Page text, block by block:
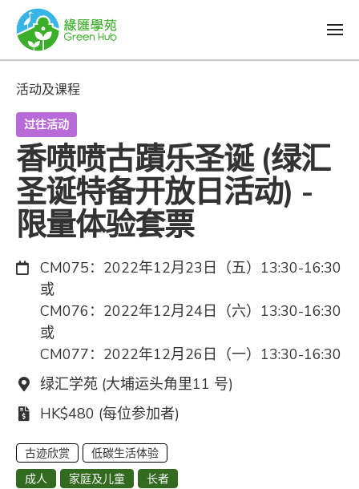
活动及课程
过往活动
香喷喷古蹟乐圣诞 (绿汇
圣诞特备开放日活动) -
限量体验套票
日期：
CM075：2022年12月23日（五）13:30-16:30
或
CM076：2022年12月24日（六）13:30-16:30
或
CM077：2022年12月26日（一）13:30-16:30
地点：
绿汇学苑 (大埔运头角里11 号)
费用：
HK$480 (每位参加者)
古迹欣赏
低碳生活体验
成人
家庭及儿童 长者